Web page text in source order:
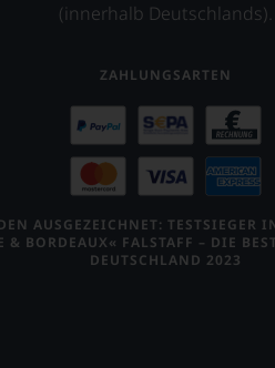
(innerhalb Deutschlands).
ZAHLUNGSARTEN
AUSGEZEICHNET: TESTSIEGER
& BORDEAUX« FALSTAFF – DIE
DEUTSCHLAND 2023